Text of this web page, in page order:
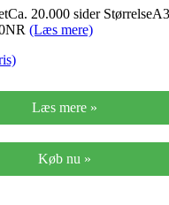
20.000 sider
(Læs mere)
Læs mere »
Køb nu »